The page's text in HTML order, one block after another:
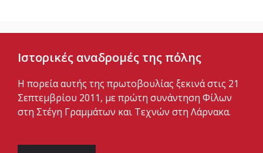
Ιστορικές αναδρομές της πόλης
Η πορεία αυτής της πρωτοβουλίας ξεκινά στις 21
Σεπτεμβρίου 2011, με πρώτη συνάντηση Φίλων
στη Στέγη Γραμμάτων και Τεχνών στη Λάρνακα.